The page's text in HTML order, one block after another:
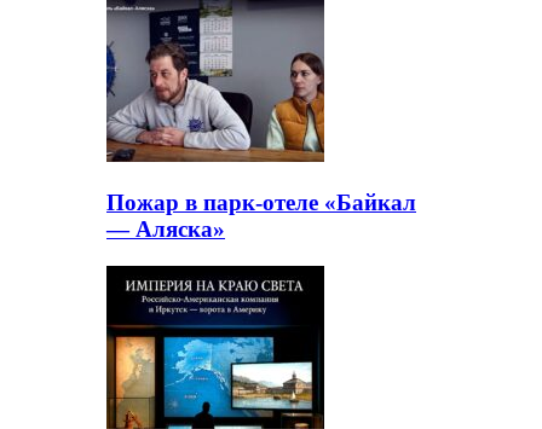
Пожар в парк-отеле «Байкал
— Аляска»